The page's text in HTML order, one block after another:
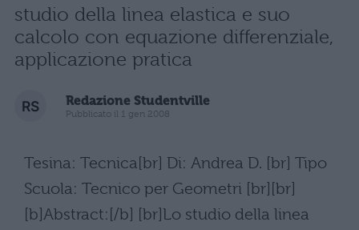
studio della linea elastica e suo
calcolo con equazione differenziale,
applicazione pratica
Redazione Studentville
Pubblicato il 1 gen 2008
Tesina: Tecnica[br] Di: Andrea D. [br] Tipo
Scuola: Tecnico per Geometri [br][br]
[b]Abstract:[/b] [br]Lo studio della linea